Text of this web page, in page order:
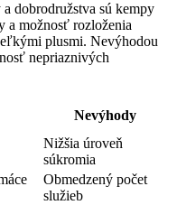
dobrodružstva sú kempy
a možnosť rozloženia
plusmi. Nevýhodou
nepriaznivých
Nevýhody
Nižšia úroveň
súkromia
Obmedzený počet
služieb